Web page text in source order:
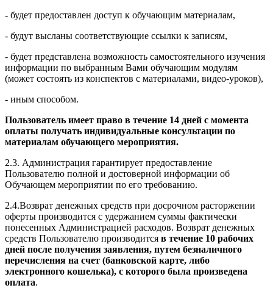
- будет предоставлен доступ к обучающим материалам,
- будут высланы соответствующие ссылки к записям,
- будет представлена возможность самостоятельного изучения
информации по выбранным Вами обучающим модулям
(может состоять из конспектов с материалами, видео-уроков),
- иным способом.
Пользователь имеет право в течение 14 дней с момента
оплаты получать индивидуальные консультации по
материалам обучающего мероприятия.
2.3. Администрация гарантирует предоставление
Пользователю полной и достоверной информации об
Обучающем мероприятии по его требованию.
2.4.Возврат денежных средств при досрочном расторжении
оферты производится с удержанием суммы фактически
понесенных Администрацией расходов. Возврат денежных
средств Пользователю производится в течение 10 рабочих
дней после получения заявления, путем безналичного
перечисления на счет (банковской карте, либо
электронного кошелька), с которого была произведена
оплата.